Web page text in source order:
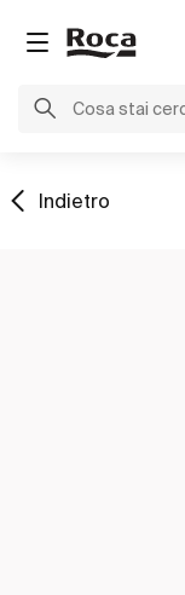
Indietro